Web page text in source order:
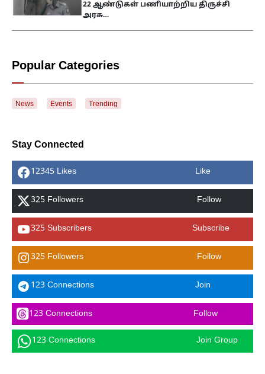
22 ஆண்டுகள் பணியாற்றிய திருச்சி
அரசு…
Popular Categories
News Events Trending
Stay Connected
12345 Likes Like
325 Followers Follow
325 Subscribers Subscribe
325 Followers Follow
123 Connections Join
123 Connections Follow
123 Connections Join Group